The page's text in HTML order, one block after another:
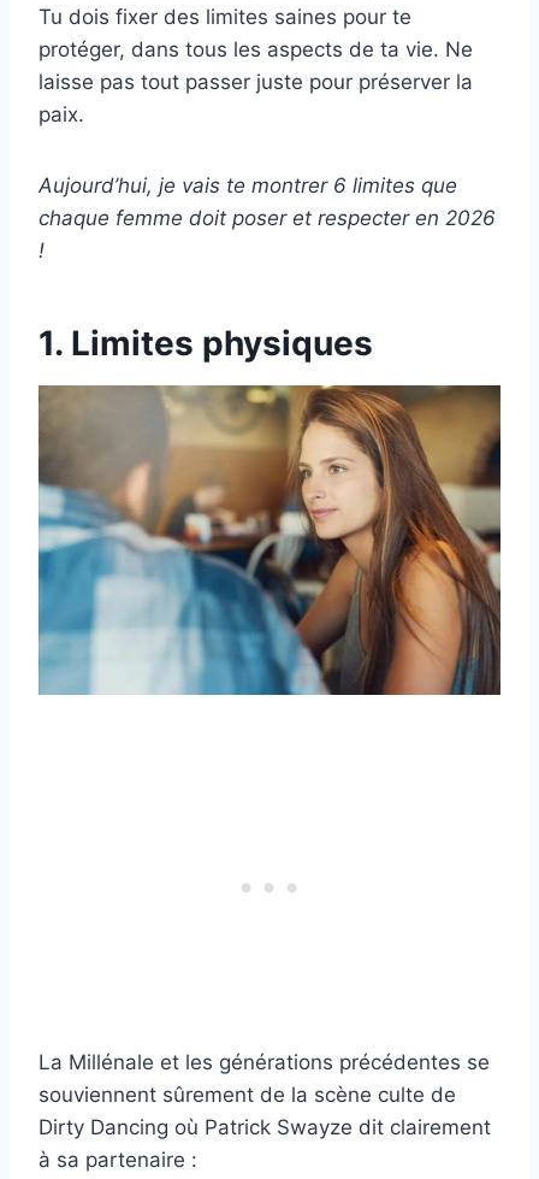
Tu dois fixer des limites saines pour te
protéger, dans tous les aspects de ta vie. Ne
laisse pas tout passer juste pour préserver la
paix.
Aujourd’hui, je vais te montrer 6 limites que
chaque femme doit poser et respecter en 2026
!
1. Limites physiques
La Millénale et les générations précédentes se
souviennent sûrement de la scène culte de
Dirty Dancing où Patrick Swayze dit clairement
à sa partenaire :